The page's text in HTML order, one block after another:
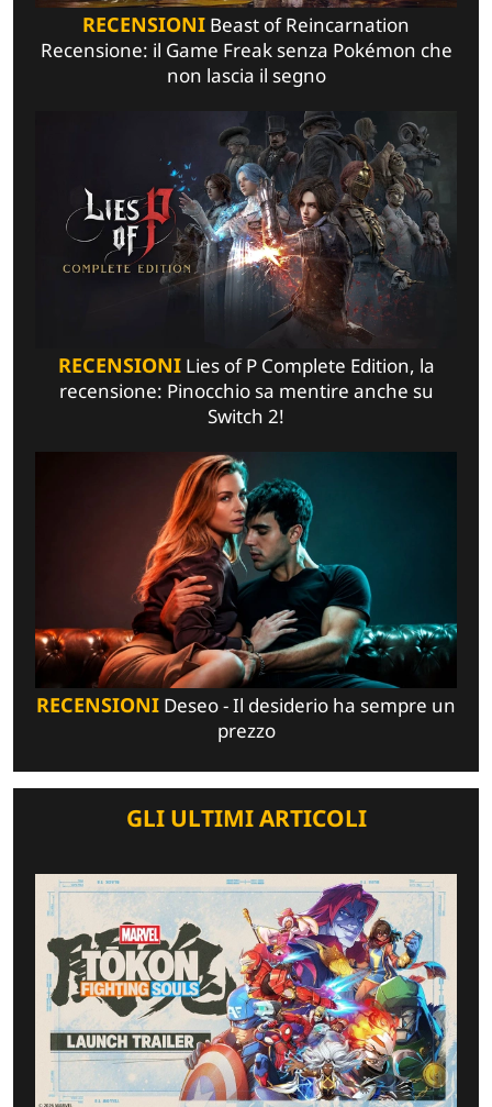
RECENSIONI Beast of Reincarnation
Recensione: il Game Freak senza Pokémon che
non lascia il segno
RECENSIONILies of P Complete Edition, la
recensione: Pinocchio sa mentire anche su
Switch 2!
RECENSIONI Deseo - Il desiderio ha sempre un
prezzo
GLI ULTIMI ARTICOLI